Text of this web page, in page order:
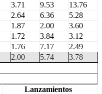
3.71 9.53
13.76
2.64 6.36
5.28
1.87 2.00
3.60
1.72 3.84
3.12
1.76 7.17
2.49
2.00 5.74
3.78
Lanzamientos